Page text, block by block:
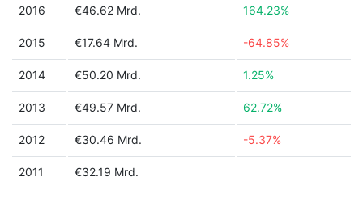
2016 €46.62 Mrd. 164.23%
2015 €17.64 Mrd. -64.85%
2014 €50.20 Mrd. 1.25%
2013 €49.57 Mrd. 62.72%
2012 €30.46 Mrd. -5.37%
2011 €32.19 Mrd.